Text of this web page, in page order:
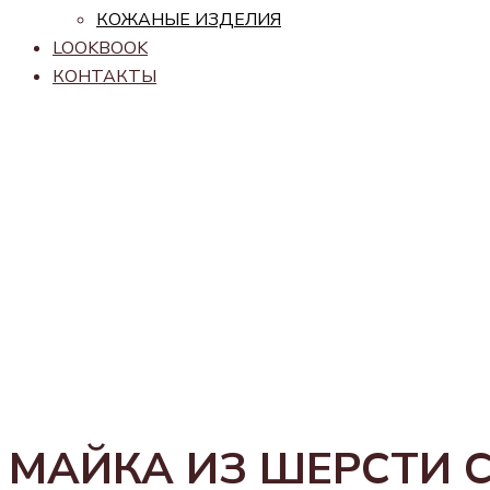
КОЖАНЫЕ ИЗДЕЛИЯ
LOOKBOOK
КОНТАКТЫ
МАЙКА ИЗ ШЕРСТИ